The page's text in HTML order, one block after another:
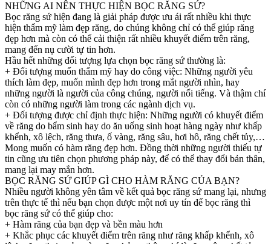
NHỮNG AI NÊN THỰC HIỆN BỌC RĂNG SỨ?
Bọc răng sứ hiện đang là giải pháp được ưu ái rất nhiều khi thực
hiện thẩm mỹ làm đẹp răng, do chúng không chỉ có thể giúp răng
đẹp hơn mà còn có thể cải thiện rất nhiều khuyết điểm trên răng,
mang đến nụ cười tự tin hơn.
Hầu hết những đối tượng lựa chọn bọc răng sứ thường là:
+ Đối tượng muốn thẩm mỹ hay do công việc: Những người yêu
thích làm đẹp, muốn mình đẹp hơn trong mắt người nhìn, hay
những người là người của công chúng, người nổi tiếng. Và thậm chí
còn có những người làm trong các ngành dịch vụ.
+ Đối tượng được chỉ định thực hiện: Những người có khuyết điểm
về răng do bẩm sinh hay do ăn uống sinh hoạt hàng ngày như khấp
khểnh, xô lệch, răng thưa, ố vàng, răng sâu, hơi hô, răng chết tủy,…
Mong muốn có hàm răng đẹp hơn. Đồng thời những người thiếu tự
tin cũng ưu tiên chọn phương pháp này, để có thể thay đổi bản thân,
mang lại may mắn hơn.
BỌC RĂNG SỨ GIÚP GÌ CHO HÀM RĂNG CỦA BẠN?
Nhiều người không yên tâm về kết quả bọc răng sứ mang lại, nhưng
trên thực tế thì nếu bạn chọn được một nơi uy tín để bọc răng thì
bọc răng sứ có thể giúp cho:
+ Hàm răng của bạn đẹp và bền màu hơn
+ Khắc phục các khuyết điểm trên răng như răng khấp khểnh, xô